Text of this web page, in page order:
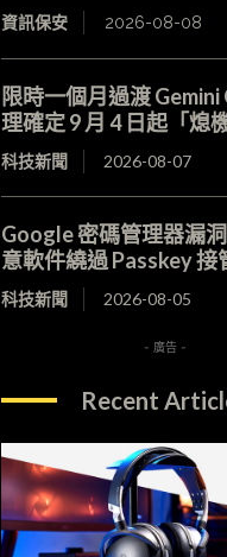
資訊保安 2026-08-08
限時一個月過渡
理確定 9 月 4 日起「熄機
科技新聞 2026-08-07
Google 密碼管理器漏
意軟件繞過 Passkey 接
科技新聞 2026-08-05
- 廣告 -
Recent